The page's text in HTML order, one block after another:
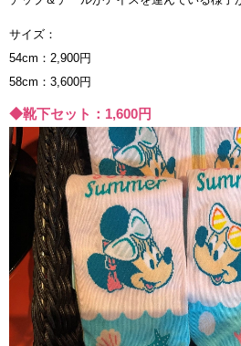
サイズ：
54cm：2,900円
58cm：3,600円
◆靴下セット：1,600円